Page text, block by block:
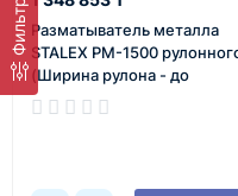
ФильтрРазматыватель металла
STALEX РМ-1500
(Ширина рулона - до
1250/1500 мм)